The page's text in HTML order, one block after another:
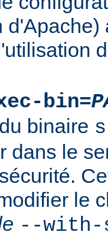
d'Apache)
bin=
binaire
dans le
le
--with-